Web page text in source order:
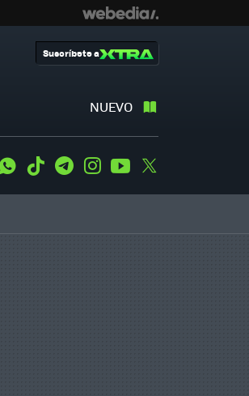
NUEVO
Suscríbete a
WhatsApp
Tiktok TelegramInstagramYoutube